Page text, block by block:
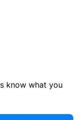
know what you